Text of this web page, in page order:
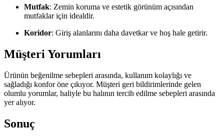
Mutfak: Zemin koruma ve estetik görünüm açısından
mutfaklar için idealdir.
Koridor: Giriş alanlarını daha davetkar ve hoş hale getirir.
Müşteri Yorumları
Ürünün beğenilme sebepleri arasında, kullanım kolaylığı ve
sağladığı konfor öne çıkıyor. Müşteri geri bildirimlerinde gelen
olumlu yorumlar, haliyle bu halının tercih edilme sebepleri arasında
yer alıyor.
Sonuç